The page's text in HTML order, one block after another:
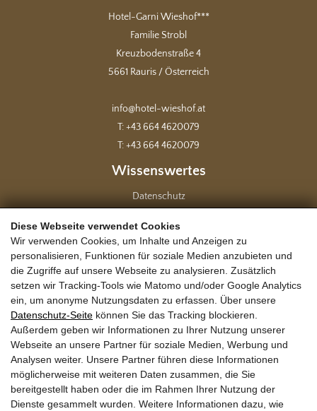
Diese Webseite verwendet Cookies
Wir verwenden Cookies, um Inhalte und Anzeigen zu
personalisieren, Funktionen für soziale Medien anzubieten und
die Zugriffe auf unsere Webseite zu analysieren. Zusätzlich
setzen wir Tracking-Tools wie Matomo und/oder Google Analytics
ein, um anonyme Nutzungsdaten zu erfassen. Über unsere
Datenschutz-Seite können Sie das Tracking blockieren.
Außerdem geben wir Informationen zu Ihrer Nutzung unserer
Webseite an unsere Partner für soziale Medien, Werbung und
Analysen weiter. Unsere Partner führen diese Informationen
möglicherweise mit weiteren Daten zusammen, die Sie
bereitgestellt haben oder die im Rahmen Ihrer Nutzung der
Dienste gesammelt wurden. Weitere Informationen dazu, wie
Hotel-Garni Wieshof***
Familie Strobl
Kreuzbodenstraße 4
5661 Rauris / Österreich
info@hotel-wieshof.at
T: +43 664 4620079
T: +43 664 4620079
Wissenswertes
Datenschutz
Barrierefreiheit
Sind auch auf Facebook
Anreise nach Rauris